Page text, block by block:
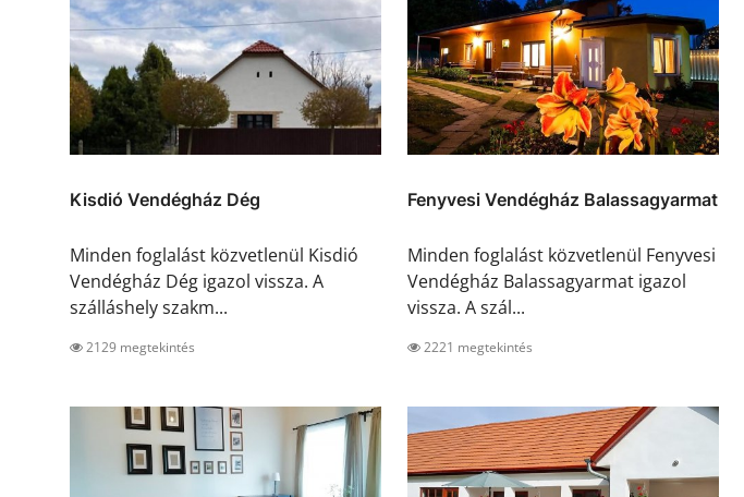
Kisdió Vendégház Dég
Minden foglalást közvetlenül Kisdió
Vendégház Dég igazol vissza. A
szálláshely szakm...
2129 megtekintés
Fenyvesi Vendégház Balassagyarmat
Minden foglalást közvetlenül Fenyvesi
Vendégház Balassagyarmat igazol
vissza. A szál...
2221 megtekintés